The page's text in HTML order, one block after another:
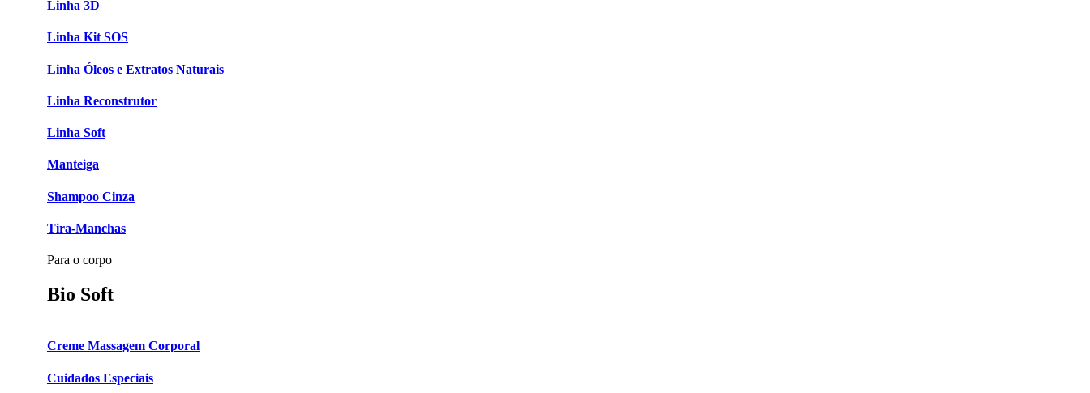
Linha 3D
Linha Kit SOS
Linha Óleos e Extratos Naturais
Linha Reconstrutor
Linha Soft
Manteiga
Shampoo Cinza
Tira-Manchas
Para o corpo
Bio Soft
Creme Massagem Corporal
Cuidados Especiais